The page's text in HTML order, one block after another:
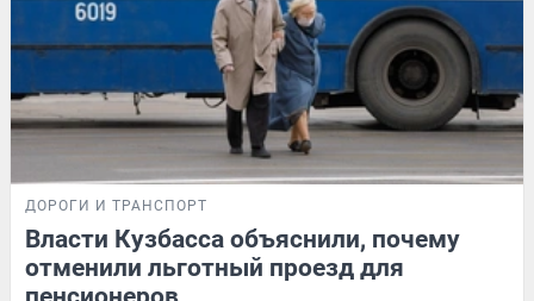
ДОРОГИ И ТРАНСПОРТ
Власти Кузбасса объяснили, почему
отменили льготный проезд для